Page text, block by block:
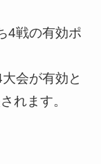
4戦の有効ポ
会が有効と
れます。